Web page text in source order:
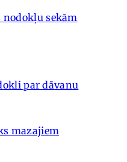
sekām
par dāvanu
mazajiem